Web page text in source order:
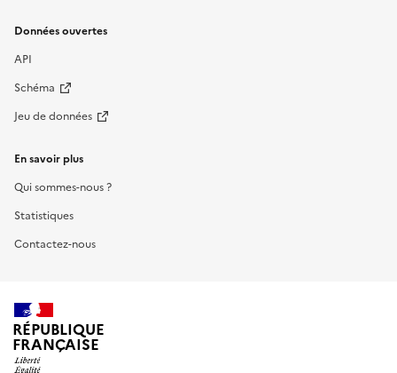
Données ouvertes
API
Schéma
Jeu de données
En savoir plus
Qui sommes-nous ?
Statistiques
Contactez-nous
RÉPUBLIQUE
FRANÇAISE